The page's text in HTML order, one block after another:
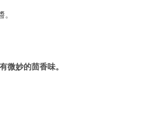
微妙的茴香味。